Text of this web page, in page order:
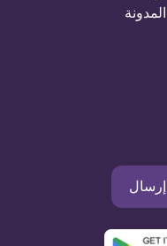
المدونة
إرسال